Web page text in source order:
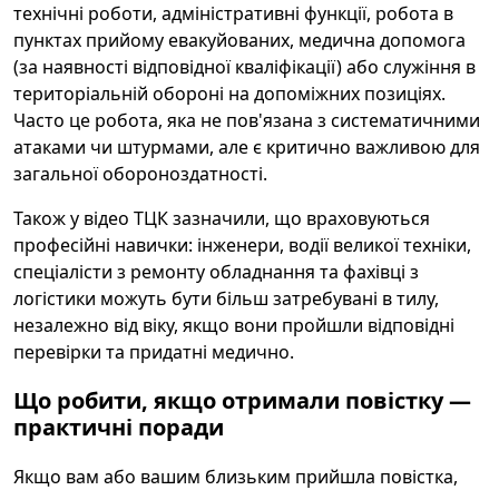
технічні роботи, адміністративні функції, робота в
пунктах прийому евакуйованих, медична допомога
(за наявності відповідної кваліфікації) або служіння в
територіальній обороні на допоміжних позиціях.
Часто це робота, яка не пов'язана з систематичними
атаками чи штурмами, але є критично важливою для
загальної обороноздатності.
Також у відео ТЦК зазначили, що враховуються
професійні навички: інженери, водії великої техніки,
спеціалісти з ремонту обладнання та фахівці з
логістики можуть бути більш затребувані в тилу,
незалежно від віку, якщо вони пройшли відповідні
перевірки та придатні медично.
Що робити, якщо отримали повістку —
практичні поради
Якщо вам або вашим близьким прийшла повістка,